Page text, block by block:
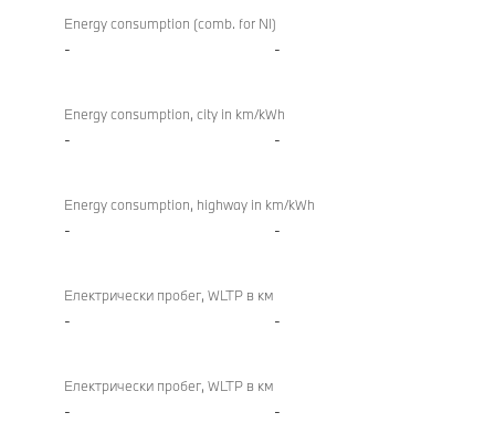
Energy consumption (comb. for NI)
- -
Energy consumption, city in km/kWh
- -
Energy consumption, highway in km/kWh
- -
Електрически пробег, WLTP в км
- -
Електрически пробег, WLTP в км
- -